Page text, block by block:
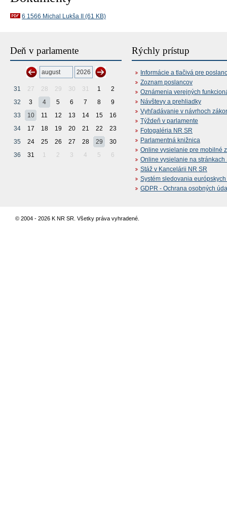
6 1566 Michal Lukša II (61 KB)
Deň v parlamente
31 27 28 29 30 31 1
2
32
3 4 5 6 7 8
9
33
10 11 12 13 14 15
16
34
17 18 19 20 21 22
23
35
24 25 26 27 28 29
30
36
31 1 2 3 4 5 6
Rýchly prístup
Informácie a tlačivá pre
Zoznam poslancov
Oznámenia verejných
Návštevy a prehliadky
Vyhľadávanie v návrhoch
Týždeň v parlamente
Fotogaléria NR SR
Parlamentná knižnica
Online vysielanie pre mobilné
Online vysielanie na stránkach
Stáž v Kancelárii NR SR
Systém sledovania
GDPR - Ochrana osobných
© 2004 - 2026 K NR SR. Všetky práva vyhradené.